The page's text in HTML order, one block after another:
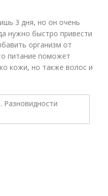
3 дня, но он очень
нужно быстро привести
организм от
питание поможет
кожи, но также волос и